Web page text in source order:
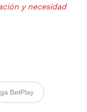
y necesidad
BetPlay